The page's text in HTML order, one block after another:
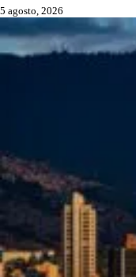
5 agosto, 2026